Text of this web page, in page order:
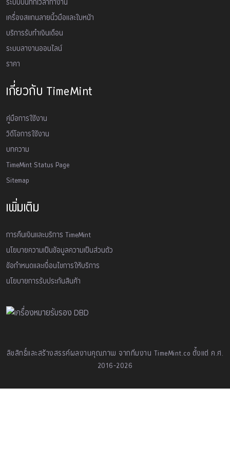
เครื่องสเเกนลายนิ้วมือและใบหน้า
บริการรับทำเงินเดือน
ระบบลางานออนไลน์
ราคา
เกี่ยวกับ TimeMint
คู่มือการใช้งาน
วิดีโอการใช้งาน
บทความ
TimeMint Status Page
Sitemap
เพิ่มเติม
การคืนเงินและบริการ TimeMint
นโยบายความเป็นข้อมูลความเป็นส่วนตัว
ข้อกำหนดและเงื่อนไขการให้บริการ
นโยบายการรับประกันสินค้า
ลิขสิทธิ์และสร้างสรรค์ผลงานคุณภาพ จากทีมงาน TimeMint.co ตั้งแต่ ค.ศ.
2016-2026